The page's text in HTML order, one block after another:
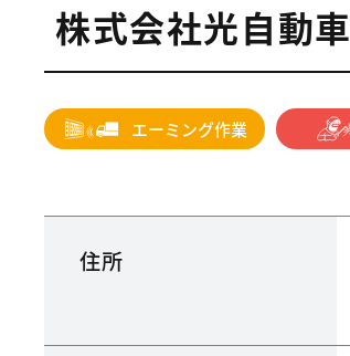
株式会社光自動車
エーミング作業
住所